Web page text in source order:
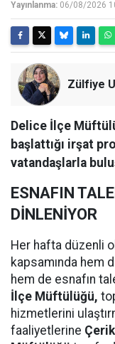
Yayınlanma: 06/08/2026
Zülfiye
Delice İlçe
başlattığı irşat
vatandaşlarla
ESNAFIN
DİNLENİYOR
Her hafta düzenli
kapsamında hem
hem de esnafın
İlçe Müftülüğü,
hizmetlerini
faaliyetlerine